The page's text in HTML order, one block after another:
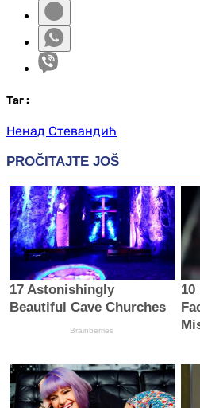
Таг :
Ненад Стевандић